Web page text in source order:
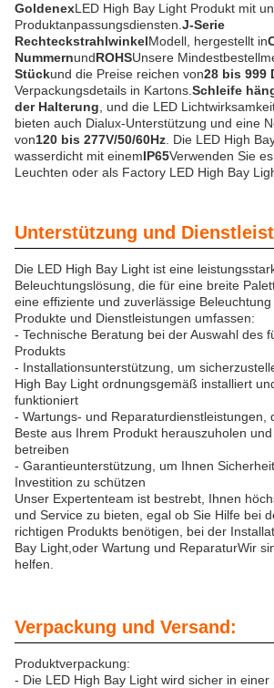
GoldenexLED High Bay Light Produkt mit
Produktanpassungsdiensten. J-Serie
RechteckstrahlwinkelModell, hergestellt in
NummernundROHSUnsere
Stückund die Preise reichen von28 bis 999
Verpackungsdetails in Kartons. Schleife
der Halterung , und die LED
bieten auch Dialux-Unterstützung und eine
von120 bis 277V/50/60Hz . Die LED High
wasserdicht mit einemIP65Verwenden Sie
Leuchten oder als Factory LED High Bay
Unterstützung und
Die LED High Bay Light ist eine
Beleuchtungslösung, die für eine breite
eine effiziente und zuverlässige
Produkte und Dienstleistungen umfassen:
- Technische Beratung bei der Auswahl des
Produkts
- Installationsunterstützung, um
High Bay Light ordnungsgemäß installiert
funktioniert
- Wartungs- und Reparaturdienstleistungen,
Beste aus Ihrem Produkt herauszuholen
betreiben
- Garantieunterstützung, um Ihnen
Investition zu schützen
Unser Expertenteam ist bestrebt, Ihnen
und Service zu bieten, egal ob Sie Hilfe bei
richtigen Produkts benötigen, bei der
Bay Light,oder Wartung und ReparaturWir
helfen.
Verpackung und Versand:
Produktverpackung:
- Die LED High Bay Light wird sicher in einer